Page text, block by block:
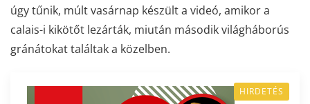
úgy tűnik, múlt vasárnap készült a videó, amikor a
calais-i kikötőt lezárták, miután második világháborús
gránátokat találtak a közelben.
HIRDETÉS